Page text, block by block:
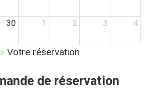
30 1 2 3 4
Votre réservation
de réservation